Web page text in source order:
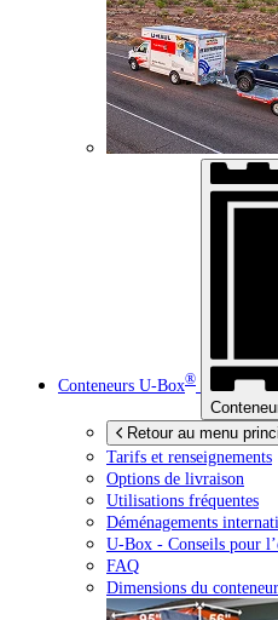
Conteneurs U-Box®
Retour au menu
Tarifs et renseignements
Options de livraison
Utilisations fréquentes
Déménagements
U-Box - Conseils pour
FAQ
Dimensions du conteneur